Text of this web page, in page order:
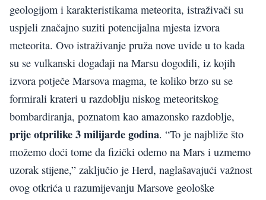
geologijom i karakteristikama meteorita, istraživači su
uspjeli značajno suziti potencijalna mjesta izvora
meteorita. Ovo istraživanje pruža nove uvide u to kada
su se vulkanski događaji na Marsu dogodili, iz kojih
izvora potječe Marsova magma, te koliko brzo su se
formirali krateri u razdoblju niskog meteoritskog
bombardiranja, poznatom kao amazonsko razdoblje,
prije otprilike 3 milijarde godina. “To je najbliže što
možemo doći tome da fizički odemo na Mars i uzmemo
uzorak stijene,” zaključio je Herd, naglašavajući važnost
ovog otkrića u razumijevanju Marsove geološke